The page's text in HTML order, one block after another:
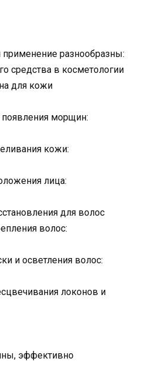
разнообразны:
средства в косметологии
для кожи
морщин:
кожи:
лица:
для волос
волос:
и осветления волос:
локонов и
эффективно